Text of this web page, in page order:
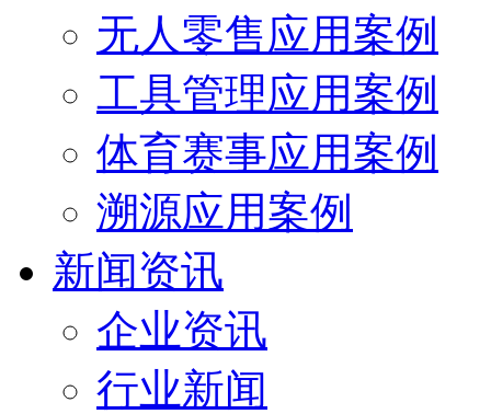
无人零售应用案例
工具管理应用案例
体育赛事应用案例
溯源应用案例
新闻资讯
企业资讯
行业新闻